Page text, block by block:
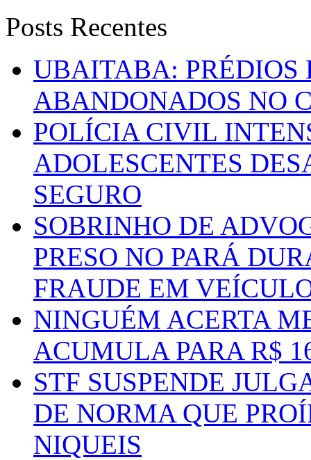
Posts Recentes
UBAITABA: PRÉDIOS
ABANDONADOS NO
POLÍCIA CIVIL
ADOLESCENTES
SEGURO
SOBRINHO DE
PRESO NO PARÁ
FRAUDE EM
NINGUÉM ACERTA
ACUMULA PARA R$
STF SUSPENDE
DE NORMA QUE
NIQUEIS